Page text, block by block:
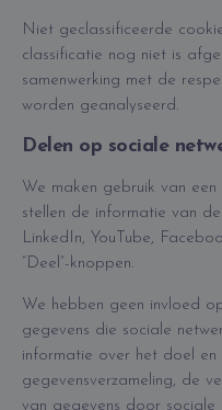
Niet geclassificeerde
classificatie nog niet is
samenwerking met de
worden geanalyseerd.
Delen op sociale
We maken gebruik van
stellen de informatie van
LinkedIn, YouTube,
“Deel”-knoppen.
We hebben geen invloed
gegevens die sociale
informatie over het doel
gegevensverzameling, de
van gegevens door sociale